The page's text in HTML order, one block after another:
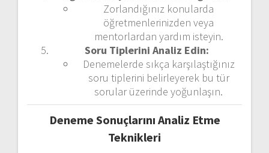
Zorlandığınız konularda
öğretmenlerinizden veya
mentorlardan yardım isteyin.
Soru Tiplerini Analiz Edin:
Denemelerde sıkça karşılaştığınız
soru tiplerini belirleyerek bu tür
sorular üzerinde yoğunlaşın.
Deneme Sonuçlarını Analiz Etme
Teknikleri